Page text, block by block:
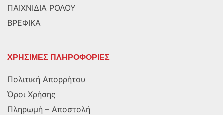
ΠΑΙΧΝΙΔΙΑ ΡΟΛΟΥ
ΒΡΕΦΙΚΑ
ΧΡΗΣΙΜΕΣ ΠΛΗΡΟΦΟΡΙΕΣ
Πολιτική Απορρήτου
Όροι Χρήσης
Πληρωμή – Αποστολή